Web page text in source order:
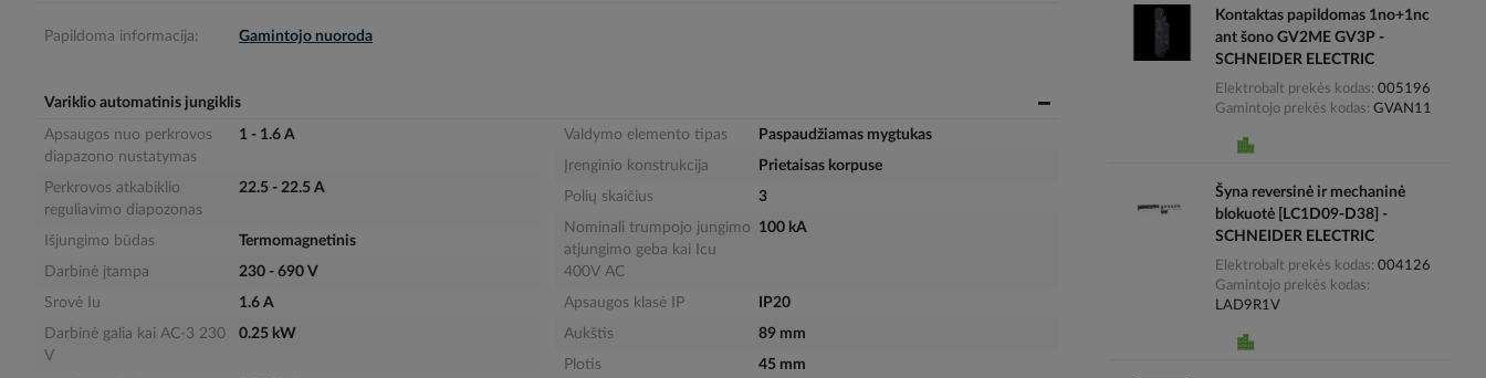
Papildoma informacija: Gamintojo nuoroda
Variklio automatinis jungiklis
Apsaugos nuo perkrovos
diapazono nustatymas
1 - 1.6 A
Perkrovos atkabiklio
reguliavimo diapozonas
22.5 - 22.5 A
Išjungimo būdas
Termomagnetinis
Darbinė įtampa
230 - 690 V
Srovė Iu
1.6 A
Darbinė galia kai AC-3 230
V
0.25 kW
Valdymo elemento tipas
Paspaudžiamas mygtukas
Įrenginio konstrukcija
Prietaisas korpuse
Polių skaičius
3
Nominali trumpojo jungimo
atjungimo geba kai Icu
400V AC
100 kA
Apsaugos klasė IP
IP20
Aukštis
89 mm
Plotis
45 mm
Kontaktas papildomas 1no+1nc
ant šono GV2ME GV3P -
SCHNEIDER ELECTRIC
Elektrobalt prekės kodas 005196
Gamintojo prekės kodas GVAN11
Šyna reversinė ir mechaninė
blokuotė [LC1D09-D38] -
SCHNEIDER ELECTRIC
Elektrobalt prekės kodas 004126
Gamintojo prekės kodas
LAD9R1V